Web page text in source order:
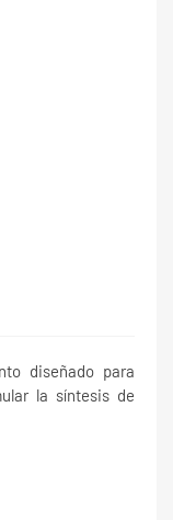
diseñado para
la síntesis de